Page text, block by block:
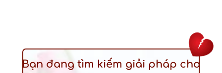
Bạn đang tìm kiếm giải pháp cho